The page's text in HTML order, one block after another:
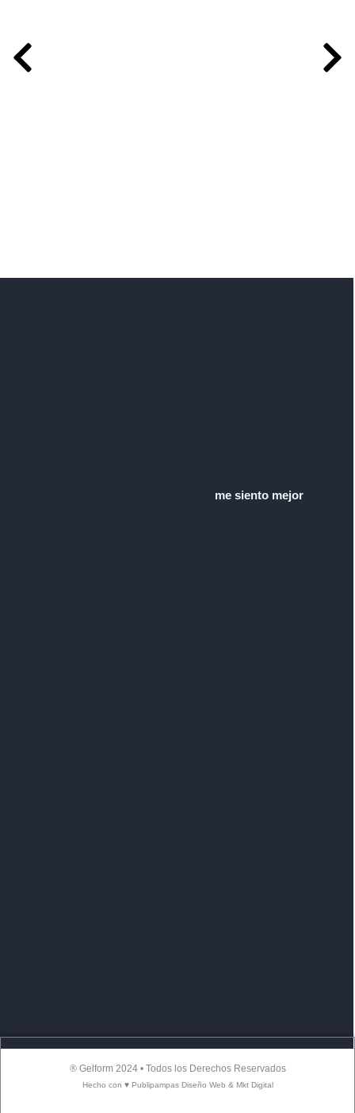
me siento mejor
® Gelform 2024 • Todos los Derechos Reservados
Hecho con ♥ Publipampas Diseño Web & Mkt Digital